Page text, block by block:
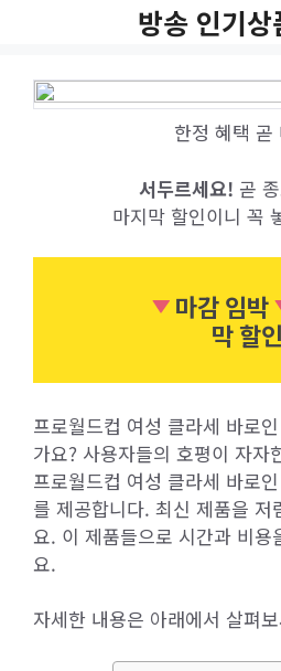
방송 인기상
한정 혜택 곧
서두르세요! 곧
마지막 할인이니 꼭
마감 임박
막 할인
프로월드컵 여성 클라세 바로
가요? 사용자들의 호평이 자자
프로월드컵 여성 클라세 바로
를 제공합니다. 최신 제품을 저
요. 이 제품들으로 시간과 비용
요.
자세한 내용은 아래에서 살펴